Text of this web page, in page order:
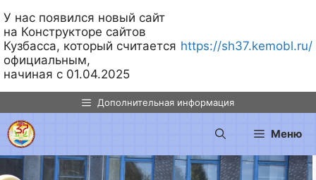
У нас появился новый сайт
на Конструкторе сайтов
Кузбасса, который считается
официальным,
начиная с 01.04.2025
https://sh37.kemobl.ru/
к
содержимому
Дополнительная информация
Меню